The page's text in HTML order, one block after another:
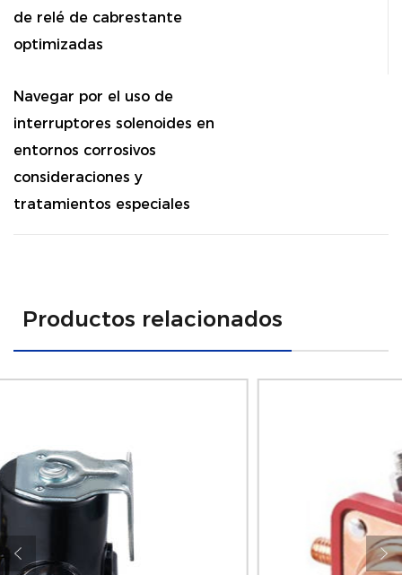
de relé de cabrestante
optimizadas
Navegar por el uso de
interruptores solenoides en
entornos corrosivos
consideraciones y
tratamientos especiales
Productos relacionados